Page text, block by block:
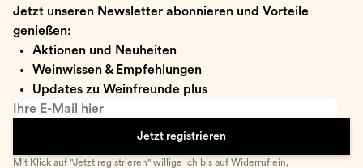
Jetzt unseren Newsletter abonnieren und Vorteile
genießen:
Aktionen und Neuheiten
Weinwissen & Empfehlungen
Updates zu Weinfreunde plus
Ihre E-Mail hier
Jetzt registrieren
Mit Klick auf "Jetzt registrieren" willige ich bis auf Widerruf ein,